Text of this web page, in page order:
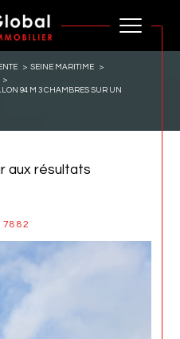
SEINE MARITIME
94 M 3 CHAMBRES SUR UN
aux résultats
7882